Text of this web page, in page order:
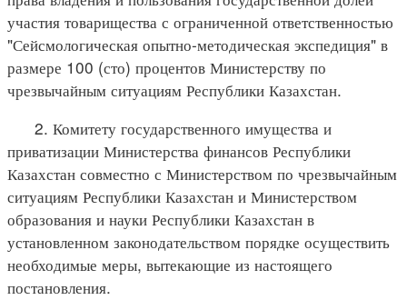
участия товарищества с ограниченной ответственностью
"Сейсмологическая опытно-методическая экспедиция" в
размере 100 (сто) процентов Министерству по
чрезвычайным ситуациям Республики Казахстан.
2. Комитету государственного имущества и
приватизации Министерства финансов Республики
Казахстан совместно с Министерством по чрезвычайным
ситуациям Республики Казахстан и Министерством
образования и науки Республики Казахстан в
установленном законодательством порядке осуществить
необходимые меры, вытекающие из настоящего
постановления.